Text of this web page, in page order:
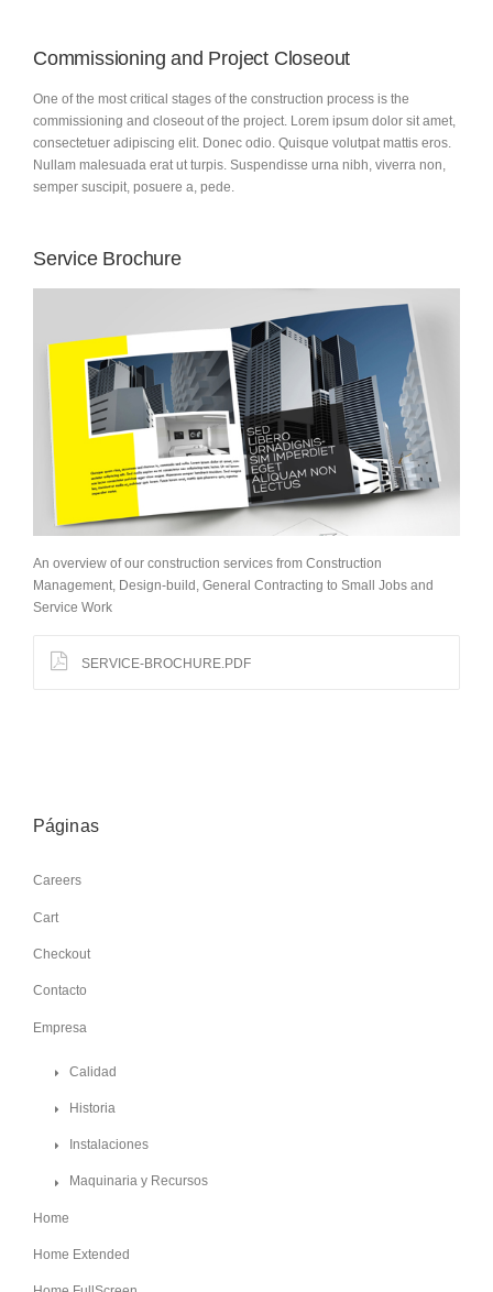
Commissioning and Project Closeout
One of the most critical stages of the construction process is the
commissioning and closeout of the project. Lorem ipsum dolor sit amet,
consectetuer adipiscing elit. Donec odio. Quisque volutpat mattis eros.
Nullam malesuada erat ut turpis. Suspendisse urna nibh, viverra non,
semper suscipit, posuere a, pede.
Service Brochure
An overview of our construction services from Construction
Management, Design-build, General Contracting to Small Jobs and
Service Work
SERVICE-BROCHURE.PDF
Páginas
Careers
Cart
Checkout
Contacto
Empresa
Calidad
Historia
Instalaciones
Maquinaria y Recursos
Home
Home Extended